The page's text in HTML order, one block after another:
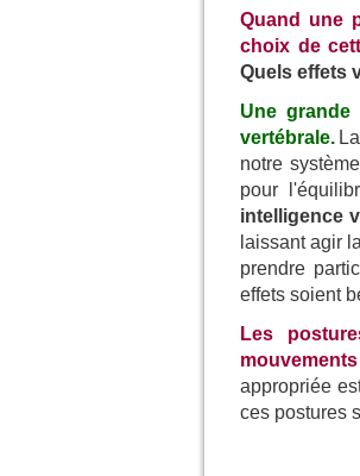
Quand une
choix de
Quels effets
Une
vertébrale.
notre
pour
intelligence
laissant agir
prendre
effets soient
Les
appropriée
ces postures